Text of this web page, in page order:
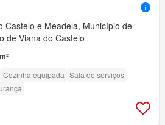
Castelo e Meadela, Município de
de Viana do Castelo
Cozinha equipada Sala de serviços